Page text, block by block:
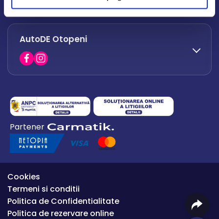
office.afumati@autode.ro
0730 063 852
0730 063 851
AutoDE Otopeni
0754 649 360
office.premium@autode.ro
Partener
Cookies
Termeni si conditii
Politica de Confidentialitate
Politica de rezervare online